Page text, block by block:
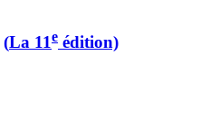
(La 11e édition)